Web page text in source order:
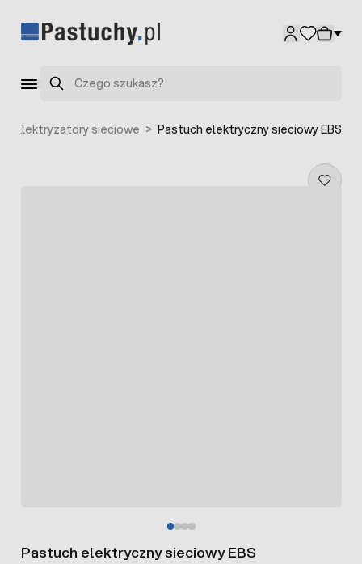
Szukaj
Elektryzatory sieciowe > Pastuch elektryczny sieciowy EBS
Pastuch elektryczny sieciowy EBS